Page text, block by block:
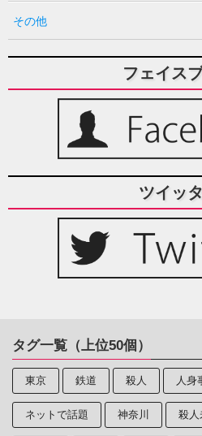
その他
フェイス
ツイッ
タグ一覧（上位50個）
東京 鉄道 殺人 人身
ネットで話題 神奈川 殺人